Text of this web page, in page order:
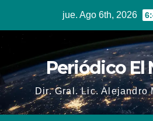
jue. Ago 6th, 2026
Periódico El
Dir. Gral. Lic. Alejandro